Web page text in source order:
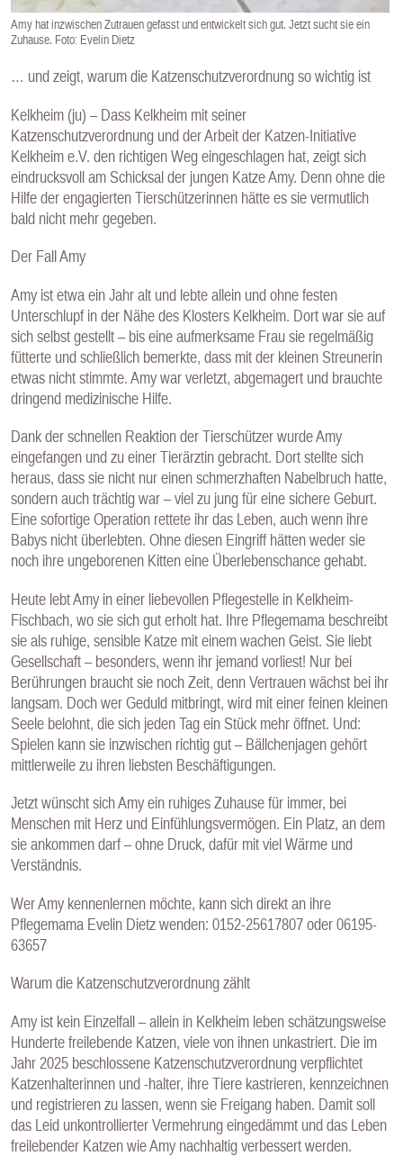
Amy hat inzwischen Zutrauen gefasst und entwickelt sich gut. Jetzt sucht sie ein
Zuhause. Foto: Evelin Dietz
… und zeigt, warum die Katzenschutzverordnung so wichtig ist
Kelkheim (ju) – Dass Kelkheim mit seiner
Katzenschutzverordnung und der Arbeit der Katzen-Initiative
Kelkheim e.V. den richtigen Weg eingeschlagen hat, zeigt sich
eindrucksvoll am Schicksal der jungen Katze Amy. Denn ohne die
Hilfe der engagierten Tierschützerinnen hätte es sie vermutlich
bald nicht mehr gegeben.
Der Fall Amy
Amy ist etwa ein Jahr alt und lebte allein und ohne festen
Unterschlupf in der Nähe des Klosters Kelkheim. Dort war sie auf
sich selbst gestellt – bis eine aufmerksame Frau sie regelmäßig
fütterte und schließlich bemerkte, dass mit der kleinen Streunerin
etwas nicht stimmte. Amy war verletzt, abgemagert und brauchte
dringend medizinische Hilfe.
Dank der schnellen Reaktion der Tierschützer wurde Amy
eingefangen und zu einer Tierärztin gebracht. Dort stellte sich
heraus, dass sie nicht nur einen schmerzhaften Nabelbruch hatte,
sondern auch trächtig war – viel zu jung für eine sichere Geburt.
Eine sofortige Operation rettete ihr das Leben, auch wenn ihre
Babys nicht überlebten. Ohne diesen Eingriff hätten weder sie
noch ihre ungeborenen Kitten eine Überlebenschance gehabt.
Heute lebt Amy in einer liebevollen Pflegestelle in Kelkheim-
Fischbach, wo sie sich gut erholt hat. Ihre Pflegemama beschreibt
sie als ruhige, sensible Katze mit einem wachen Geist. Sie liebt
Gesellschaft – besonders, wenn ihr jemand vorliest! Nur bei
Berührungen braucht sie noch Zeit, denn Vertrauen wächst bei ihr
langsam. Doch wer Geduld mitbringt, wird mit einer feinen kleinen
Seele belohnt, die sich jeden Tag ein Stück mehr öffnet. Und:
Spielen kann sie inzwischen richtig gut – Bällchenjagen gehört
mittlerweile zu ihren liebsten Beschäftigungen.
Jetzt wünscht sich Amy ein ruhiges Zuhause für immer, bei
Menschen mit Herz und Einfühlungsvermögen. Ein Platz, an dem
sie ankommen darf – ohne Druck, dafür mit viel Wärme und
Verständnis.
Wer Amy kennenlernen möchte, kann sich direkt an ihre
Pflegemama Evelin Dietz wenden: 0152-25617807 oder 06195-
63657
Warum die Katzenschutzverordnung zählt
Amy ist kein Einzelfall – allein in Kelkheim leben schätzungsweise
Hunderte freilebende Katzen, viele von ihnen unkastriert. Die im
Jahr 2025 beschlossene Katzenschutzverordnung verpflichtet
Katzenhalterinnen und -halter, ihre Tiere kastrieren, kennzeichnen
und registrieren zu lassen, wenn sie Freigang haben. Damit soll
das Leid unkontrollierter Vermehrung eingedämmt und das Leben
freilebender Katzen wie Amy nachhaltig verbessert werden.